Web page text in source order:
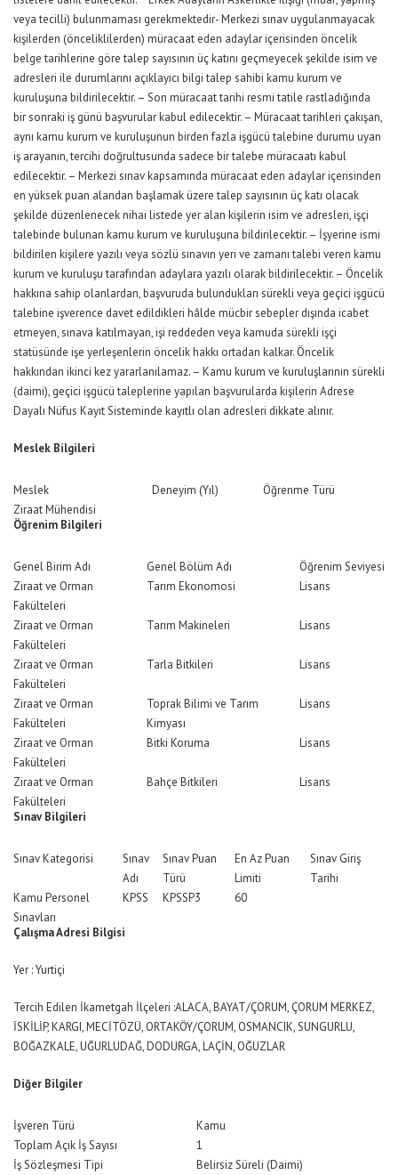
veya tecilli) bulunmaması gerekmektedir- Merkezi sınav uygulanmayacak
kişilerden (önceliklilerden) müracaat eden adaylar içerisinden öncelik
belge tarihlerine göre talep sayısının üç katını geçmeyecek şekilde isim ve
adresleri ile durumlarını açıklayıcı bilgi talep sahibi kamu kurum ve
kuruluşuna bildirilecektir. – Son müracaat tarihi resmi tatile rastladığında
bir sonraki iş günü başvurular kabul edilecektir. – Müracaat tarihleri çakışan,
aynı kamu kurum ve kuruluşunun birden fazla işgücü talebine durumu uyan
iş arayanın, tercihi doğrultusunda sadece bir talebe müracaatı kabul
edilecektir. – Merkezi sınav kapsamında müracaat eden adaylar içerisinden
en yüksek puan alandan başlamak üzere talep sayısının üç katı olacak
şekilde düzenlenecek nihai listede yer alan kişilerin isim ve adresleri, işçi
talebinde bulunan kamu kurum ve kuruluşuna bildirilecektir. – İşyerine ismi
bildirilen kişilere yazılı veya sözlü sınavın yeri ve zamanı talebi veren kamu
kurum ve kuruluşu tarafından adaylara yazılı olarak bildirilecektir. – Öncelik
hakkına sahip olanlardan, başvuruda bulundukları sürekli veya geçici işgücü
talebine işverence davet edildikleri hâlde mücbir sebepler dışında icabet
etmeyen, sınava katılmayan, işi reddeden veya kamuda sürekli işçi
statüsünde işe yerleşenlerin öncelik hakkı ortadan kalkar. Öncelik
hakkından ikinci kez yararlanılamaz. – Kamu kurum ve kuruluşlarının sürekli
(daimi), geçici işgücü taleplerine yapılan başvurularda kişilerin Adrese
Dayalı Nüfus Kayıt Sisteminde kayıtlı olan adresleri dikkate alınır.
Meslek Bilgileri
Meslek Deneyim (Yıl)
Öğrenme Türü
Ziraat Mühendisi
Öğrenim Bilgileri
Genel Birim Adı Genel Bölüm Adı
Öğrenim Seviyesi
Ziraat ve Orman
Fakülteleri
Tarım Ekonomosi Lisans
Ziraat ve Orman
Fakülteleri
Tarım Makineleri Lisans
Ziraat ve Orman
Fakülteleri
Tarla Bitkileri Lisans
Ziraat ve Orman
Fakülteleri
Toprak Bilimi ve Tarım
Kimyası
Lisans
Ziraat ve Orman
Fakülteleri
Bitki Koruma Lisans
Ziraat ve Orman
Fakülteleri
Bahçe Bitkileri Lisans
Sınav Bilgileri
Sınav Kategorisi
Sınav
Adı
Sınav Puan
Türü
En Az Puan
Limiti
Sınav Giriş
Tarihi
Kamu Personel
Sınavları
KPSS KPSSP3 60
Çalışma Adresi Bilgisi
Yer : Yurtiçi
Tercih Edilen İkametgah İlçeleri :ALACA, BAYAT/ÇORUM, ÇORUM MERKEZ,
İSKİLİP, KARGI, MECİTÖZÜ, ORTAKÖY/ÇORUM, OSMANCIK, SUNGURLU,
BOĞAZKALE, UĞURLUDAĞ, DODURGA, LAÇİN, OĞUZLAR
Diğer Bilgiler
İşveren Türü
Kamu
Toplam Açık İş Sayısı
1
İş Sözleşmesi Tipi
Belirsiz Süreli (Daimi)